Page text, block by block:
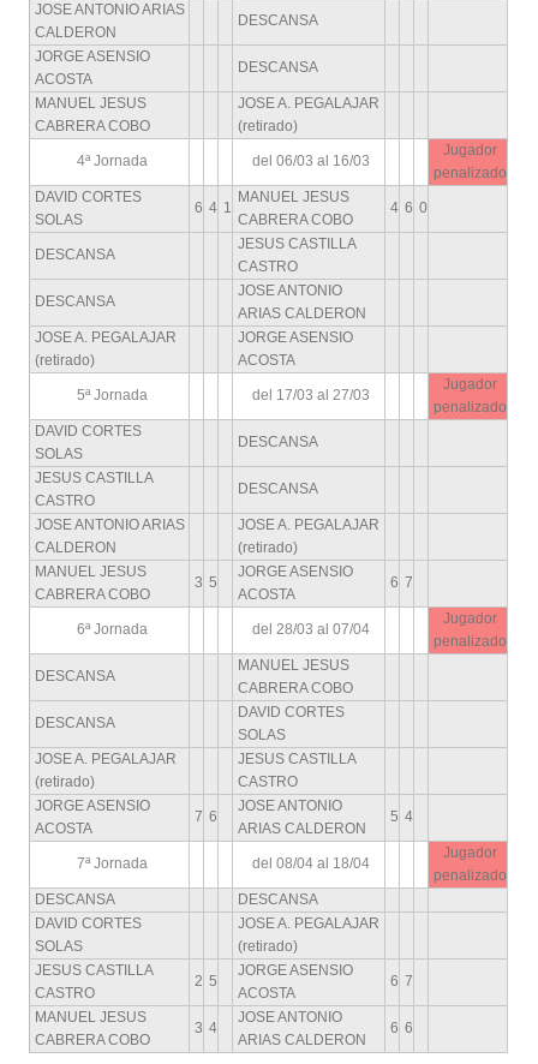
JOSE ANTONIO ARIAS
CALDERON
DESCANSA
JORGE ASENSIO
ACOSTA
DESCANSA
MANUEL JESUS
CABRERA COBO
JOSE A. PEGALAJAR
(retirado)
4ª Jornada del 06/03 al 16/03
Jugador
penalizado
DAVID CORTES
SOLAS
6 4 1
MANUEL JESUS
CABRERA COBO
4 6 0
DESCANSA
JESUS CASTILLA
CASTRO
DESCANSA
JOSE ANTONIO
ARIAS CALDERON
JOSE A. PEGALAJAR
(retirado)
JORGE ASENSIO
ACOSTA
5ª Jornada del 17/03 al 27/03
Jugador
penalizado
DAVID CORTES
SOLAS
DESCANSA
JESUS CASTILLA
CASTRO
DESCANSA
JOSE ANTONIO ARIAS
CALDERON
JOSE A. PEGALAJAR
(retirado)
MANUEL JESUS
CABRERA COBO
3 5
JORGE ASENSIO
ACOSTA
6 7
6ª Jornada del 28/03 al 07/04
Jugador
penalizado
DESCANSA
MANUEL JESUS
CABRERA COBO
DESCANSA
DAVID CORTES
SOLAS
JOSE A. PEGALAJAR
(retirado)
JESUS CASTILLA
CASTRO
JORGE ASENSIO
ACOSTA
7 6
JOSE ANTONIO
ARIAS CALDERON
5 4
7ª Jornada del 08/04 al 18/04
Jugador
penalizado
DESCANSA
DESCANSA
DAVID CORTES
SOLAS
JOSE A. PEGALAJAR
(retirado)
JESUS CASTILLA
CASTRO
2 5
JORGE ASENSIO
ACOSTA
6 7
MANUEL JESUS
CABRERA COBO
3 4
JOSE ANTONIO
ARIAS CALDERON
6 6